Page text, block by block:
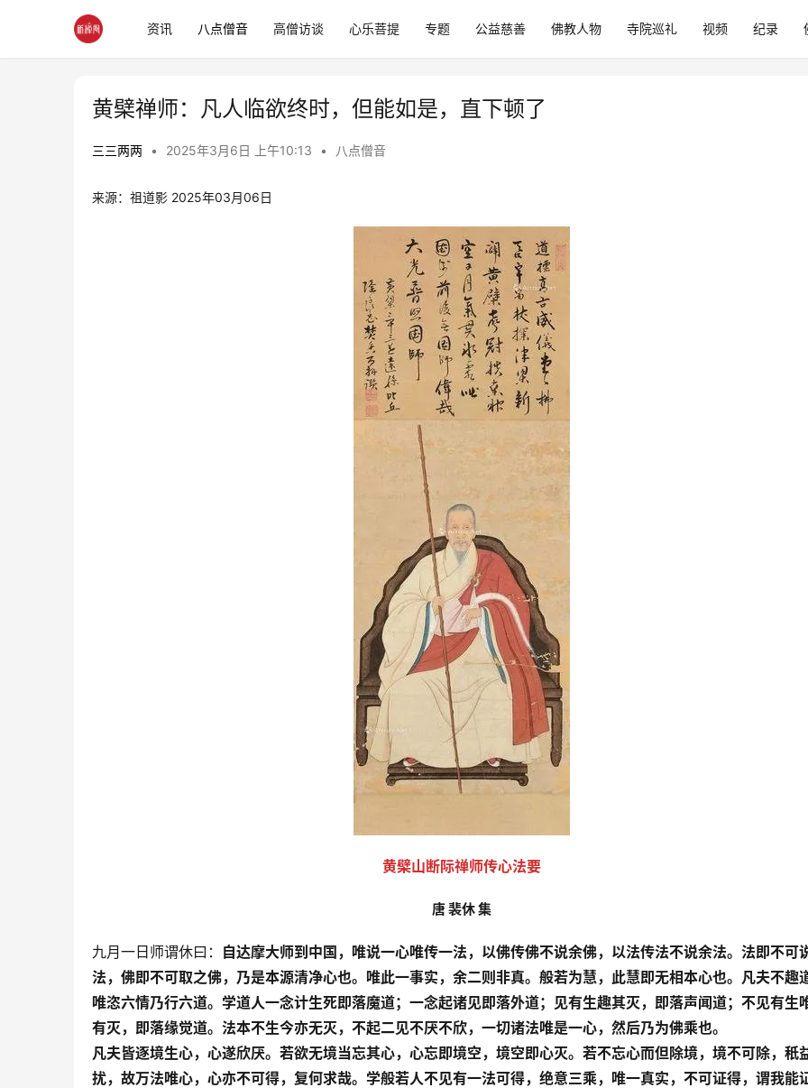
资讯 八点僧音 高僧访谈 心乐菩提 专题 公益慈善 佛教人物 寺院巡礼 视频 纪录
黄檗禅师：凡人临欲终时，但能如是，直下顿了
三三两两 • 2025年3月6日 上午10:13 • 八点僧音
来源：祖道影 2025年03月06日
黄檗山断际禅师传心法要
唐 裴休 集
九月一日师谓休曰： 自达摩大师到中国，唯说一心唯传一法，以佛传佛不说余佛，以法传法不说余法。法即不可
法，佛即不可取之佛，乃是本源清净心也。唯此一事实，余二则非真。般若为慧，此慧即无相本心也。凡夫不趣
唯恣六情乃行六道。学道人一念计生死即落魔道；一念起诸见即落外道；见有生趣其灭，即落声闻道；不见有生
有灭，即落缘觉道。法本不生今亦无灭，不起二见不厌不欣，一切诸法唯是一心，然后乃为佛乘也。
凡夫皆逐境生心，心遂欣厌。若欲无境当忘其心，心忘即境空，境空即心灭。若不忘心而但除境，境不可除，秖
扰，故万法唯心，心亦不可得，复何求哉。学般若人不见有一法可得，绝意三乘，唯一真实，不可证得，谓我能